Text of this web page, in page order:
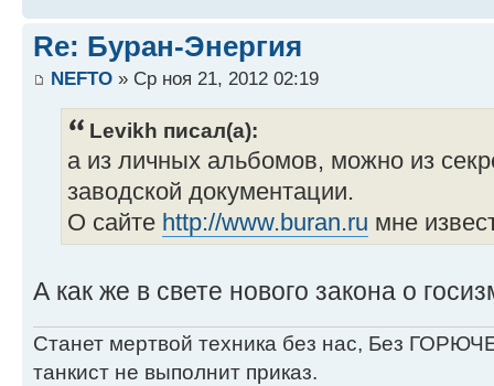
Re: Буран-Энергия
NEFTO » Ср ноя 21, 2012 02:19
Levikh писал(а):
а из личных альбомов, можно из
заводской документации.
О сайте http://www.buran.ru мне
А как же в свете нового закона о
Станет мертвой техника без нас, Без
танкист не выполнит приказ.